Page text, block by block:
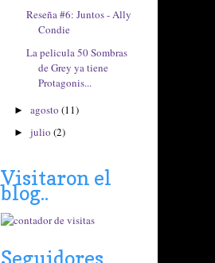
Reseña #6: Juntos - Ally
Condie
La pelicula 50 Sombras
de Grey ya tiene
Protagonis...
► agosto (11)
► julio (2)
Visitaron el
blog..
Seguidores